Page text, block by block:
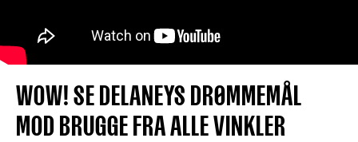
WOW! SE DELANEYS DRØMMEMÅL
MOD BRUGGE FRA ALLE VINKLER